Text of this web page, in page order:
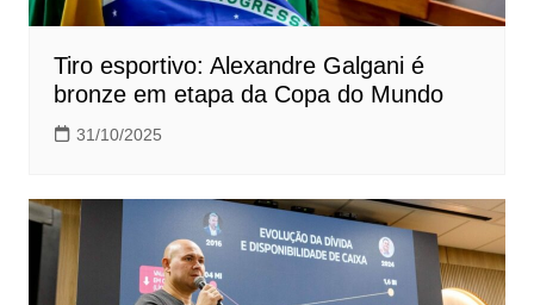
Tiro esportivo: Alexandre Galgani é
bronze em etapa da Copa do Mundo
31/10/2025